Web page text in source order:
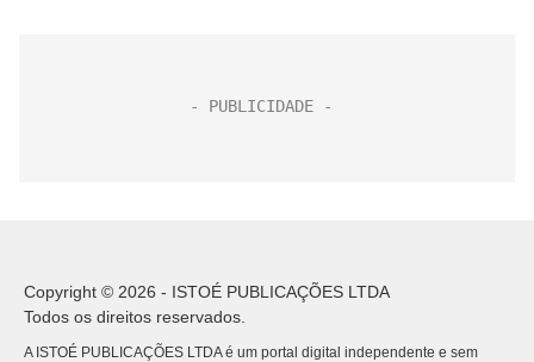
Copyright © 2026 - ISTOÉ PUBLICAÇÕES LTDA
Todos os direitos reservados.
A ISTOÉ PUBLICAÇÕES LTDA é um portal digital independente e sem